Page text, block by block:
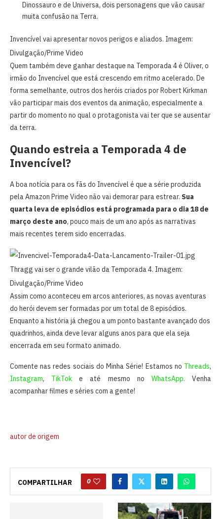
Dinossauro e de Universa, dois personagens que vão causar
muita confusão na Terra.
Invencível vai apresentar novos perigos e aliados. Imagem:
Divulgação/Prime Video
Quem também deve ganhar destaque na Temporada 4 é Oliver, o
irmão do Invencível que está crescendo em ritmo acelerado. De
forma semelhante, outros dos heróis criados por Robert Kirkman
vão participar mais dos eventos da animação, especialmente a
partir do momento no qual o protagonista vai ter que se ausentar
da terra.
Quando estreia a Temporada 4 de
Invencível?
A boa notícia para os fãs do Invencível é que a série produzida
pela Amazon Prime Video não vai demorar para estrear. Sua
quarta leva de episódios está programada para o dia 18 de
março deste ano, pouco mais de um ano após as narrativas
mais recentes terem sido encerradas.
Thragg vai ser o grande vilão da Temporada 4. Imagem:
Divulgação/Prime Video
Assim como aconteceu em arcos anteriores, as novas aventuras
do herói devem ser formadas por um total de 8 episódios.
Enquanto a história já chegou a um ponto bastante avançado dos
quadrinhos, ainda deve levar alguns anos para que ela seja
encerrada em seu formato animado.
Comente nas redes sociais do Minha Série! Estamos no Threads,
Instagram, TikTok e até mesmo no WhatsApp. Venha
acompanhar filmes e séries com a gente!
autor de origem
COMPARTILHAR 0